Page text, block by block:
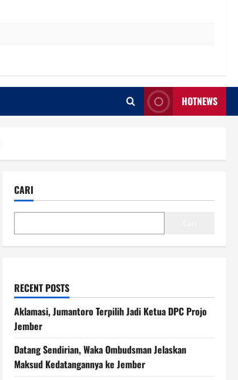
HOTNEWS
CARI
RECENT POSTS
Aklamasi, Jumantoro Terpilih Jadi Ketua DPC Projo
Jember
Datang Sendirian, Waka Ombudsman Jelaskan
Maksud Kedatangannya ke Jember